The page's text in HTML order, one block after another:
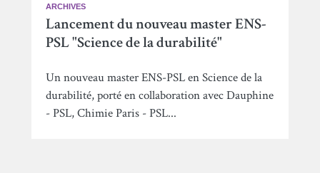
ARCHIVES
Lancement du nouveau master ENS-
PSL "Science de la durabilité"
Un nouveau master ENS-PSL en Science de la
durabilité, porté en collaboration avec Dauphine
- PSL, Chimie Paris - PSL...